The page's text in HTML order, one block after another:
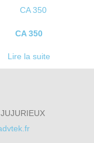
CA 350
Lire la suite